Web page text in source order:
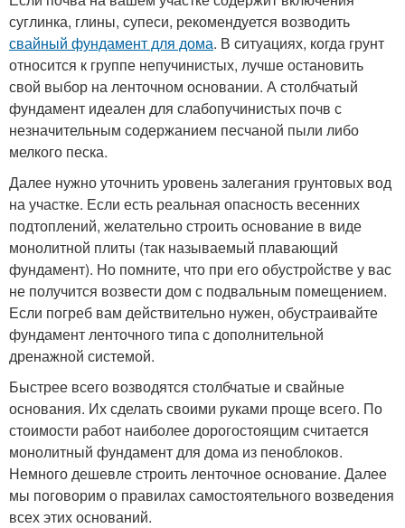
суглинка, глины, супеси, рекомендуется возводить
свайный фундамент для дома. В ситуациях, когда грунт
относится к группе непучинистых, лучше остановить
свой выбор на ленточном основании. А столбчатый
фундамент идеален для слабопучинистых почв с
незначительным содержанием песчаной пыли либо
мелкого песка.
Далее нужно уточнить уровень залегания грунтовых вод
на участке. Если есть реальная опасность весенних
подтоплений, желательно строить основание в виде
монолитной плиты (так называемый плавающий
фундамент). Но помните, что при его обустройстве у вас
не получится возвести дом с подвальным помещением.
Если погреб вам действительно нужен, обустраивайте
фундамент ленточного типа с дополнительной
дренажной системой.
Быстрее всего возводятся столбчатые и свайные
основания. Их сделать своими руками проще всего. По
стоимости работ наиболее дорогостоящим считается
монолитный фундамент для дома из пеноблоков.
Немного дешевле строить ленточное основание. Далее
мы поговорим о правилах самостоятельного возведения
всех этих оснований.